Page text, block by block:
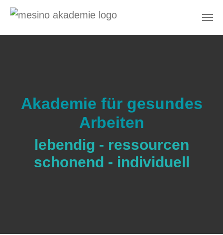
Akademie für gesundes
Arbeiten
lebendig - ressourcen
schonend - individuell